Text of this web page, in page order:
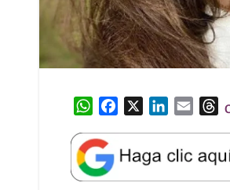
W
a
t
s
e
b
k
e
l
T
e
a